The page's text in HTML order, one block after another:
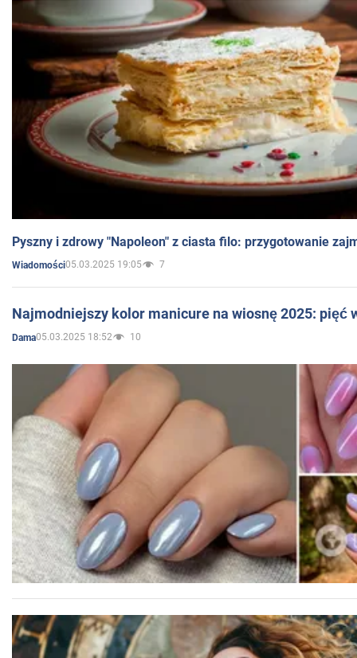
Pyszny i zdrowy "Napoleon" z ciasta filo: przygotowanie
Wiadomości05.03.2025 19:05 7
Najmodniejszy kolor manicure na wiosnę 2025: pięć
Dama05.03.2025 18:52 10